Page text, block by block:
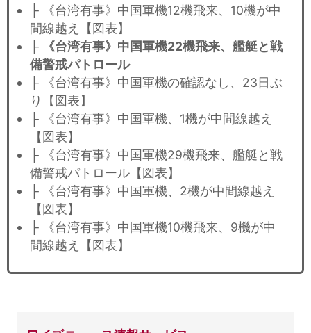
├ 《台湾有事》中国軍機12機飛来、10機が中
間線越え【図表】
├
《台湾有事》中国軍機22機飛来、艦艇と戦
備警戒パトロール
├ 《台湾有事》中国軍機の確認なし、23日ぶ
り【図表】
├ 《台湾有事》中国軍機、1機が中間線越え
【図表】
├ 《台湾有事》中国軍機29機飛来、艦艇と戦
備警戒パトロール【図表】
├ 《台湾有事》中国軍機、2機が中間線越え
【図表】
├ 《台湾有事》中国軍機10機飛来、9機が中
間線越え【図表】